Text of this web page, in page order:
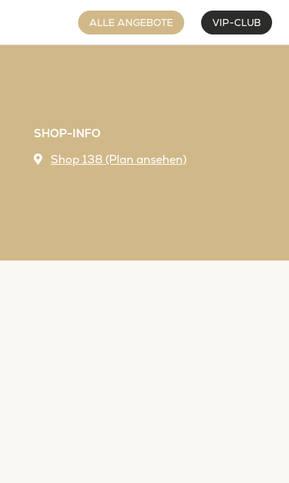
ALLE ANGEBOTE VIP-CLUB
SHOP-INFO
Shop 138 (Plan ansehen)